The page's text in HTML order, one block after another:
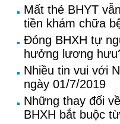
Mất thẻ BHYT
tiền khám chữa
Đóng BHXH tự
hưởng lương
Nhiều tin vui với
ngày 01/7/2019
Những thay đổi
BHXH bắt buộc